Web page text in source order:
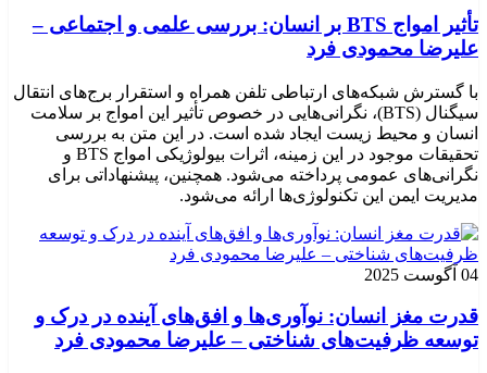
تأثیر امواج BTS بر انسان: بررسی علمی و اجتماعی –
علیرضا محمودی فرد
با گسترش شبکه‌های ارتباطی تلفن همراه و استقرار برج‌های انتقال
سیگنال (BTS)، نگرانی‌هایی در خصوص تأثیر این امواج بر سلامت
انسان و محیط زیست ایجاد شده است. در این متن به بررسی
تحقیقات موجود در این زمینه، اثرات بیولوژیکی امواج BTS و
نگرانی‌های عمومی پرداخته می‌شود. همچنین، پیشنهاداتی برای
مدیریت ایمن این تکنولوژی‌ها ارائه می‌شود.
04 آگوست 2025
قدرت مغز انسان: نوآوری‌ها و افق‌های آینده در درک و
توسعه ظرفیت‌های شناختی – علیرضا محمودی فرد